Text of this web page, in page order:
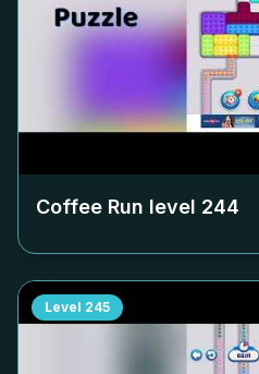
Coffee Run level 244
Level 245